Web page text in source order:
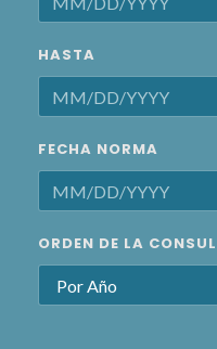
HASTA
FECHA NORMA
ORDEN DE LA